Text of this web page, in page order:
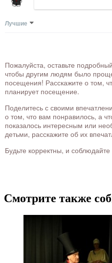
Лучшие
Пожалуйста, оставьте
чтобы другим людям было
посещения! Расскажите о том,
планирует посещение.
Поделитесь с своими
о том, что вам понравилось, а
показалось интересным или
детьми, расскажите об их
Будьте корректны, и
Смотрите также